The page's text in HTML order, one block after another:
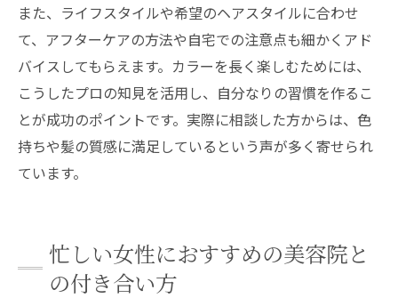
また、ライフスタイルや希望のヘアスタイルに合わせ
て、アフターケアの方法や自宅での注意点も細かくアド
バイスしてもらえます。カラーを長く楽しむためには、
こうしたプロの知見を活用し、自分なりの習慣を作るこ
とが成功のポイントです。実際に相談した方からは、色
持ちや髪の質感に満足しているという声が多く寄せられ
ています。
忙しい女性におすすめの美容院と
の付き合い方